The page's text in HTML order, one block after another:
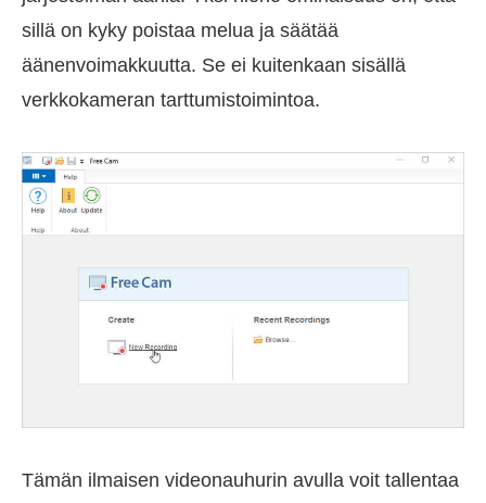
sillä on kyky poistaa melua ja säätää
äänenvoimakkuutta. Se ei kuitenkaan sisällä
verkkokameran tarttumistoimintoa.
Tämän ilmaisen videonauhurin avulla voit tallentaa